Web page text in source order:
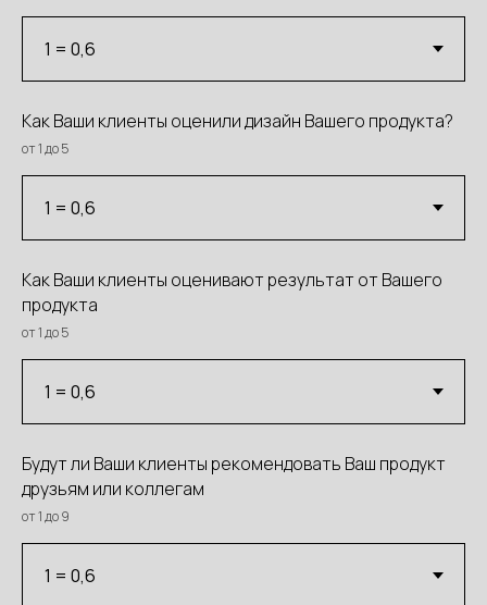
Как Ваши клиенты оценили дизайн Вашего продукта?
от 1 до 5
Как Ваши клиенты оценивают результат от Вашего
продукта
от 1 до 5
Будут ли Ваши клиенты рекомендовать Ваш продукт
друзьям или коллегам
от 1 до 9